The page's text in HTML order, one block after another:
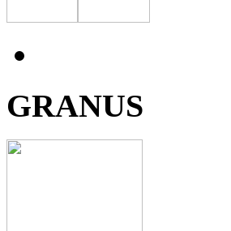
GRANUS